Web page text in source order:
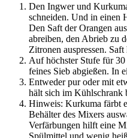
Den Ingwer und
schneiden. Und in einen
Den Saft der Orangen
abreiben, den Abrieb zu
Zitronen auspressen.
Auf höchster Stufe für
feines Sieb abgießen. In
Entweder pur oder mit
hält sich im Kühlschrank
Hinweis: Kurkuma färbt
Behälter des Mixers
Verfärbungen hilft eine
Spülmittel und wenig